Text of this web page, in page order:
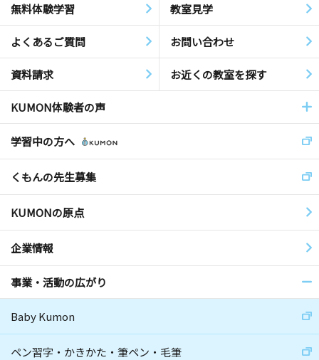
無料体験学習 教室見学
よくあるご質問 お問い合わせ
資料請求 お近くの教室を探す
KUMON体験者の声
学習中の方へ
くもんの先生募集
KUMONの原点
企業情報
事業・活動の広がり
Baby Kumon
ペン習字・かきかた・筆ペン・毛筆